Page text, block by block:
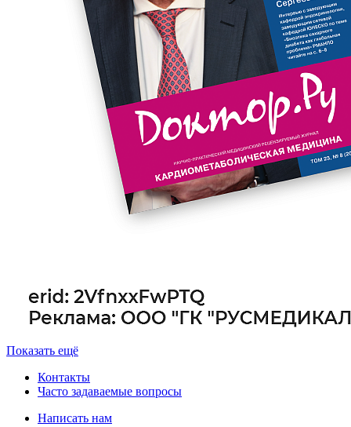
Показать ещё
Контакты
Часто задаваемые вопросы
Написать нам